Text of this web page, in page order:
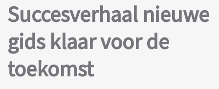
Succesverhaal nieuwe
gids klaar voor de
toekomst